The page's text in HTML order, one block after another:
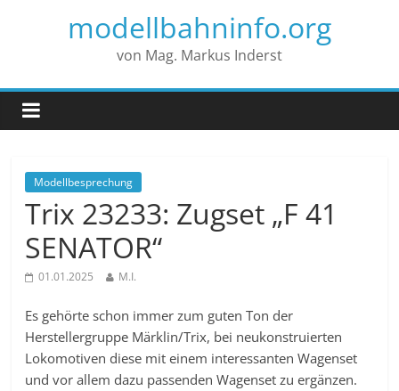
modellbahninfo.org
von Mag. Markus Inderst
Modellbesprechung
Trix 23233: Zugset „F 41
SENATOR“
01.01.2025 M.I.
Es gehörte schon immer zum guten Ton der
Herstellergruppe Märklin/Trix, bei neukonstruierten
Lokomotiven diese mit einem interessanten Wagenset
und vor allem dazu passenden Wagenset zu ergänzen.